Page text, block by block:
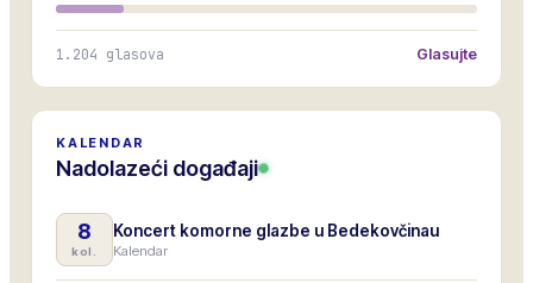
1.204 glasova Glasujte
KALENDAR
Nadolazeći događaji
8
kol.
Koncert komorne glazbe u Bedekovčinau
Kalendar